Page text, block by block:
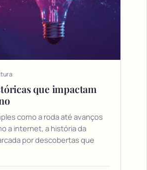
que impactam
como a roda até avanços
a internet, a história da
por descobertas que